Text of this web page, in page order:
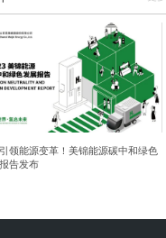
领能源变革！美锦能源碳中和绿色
告发布